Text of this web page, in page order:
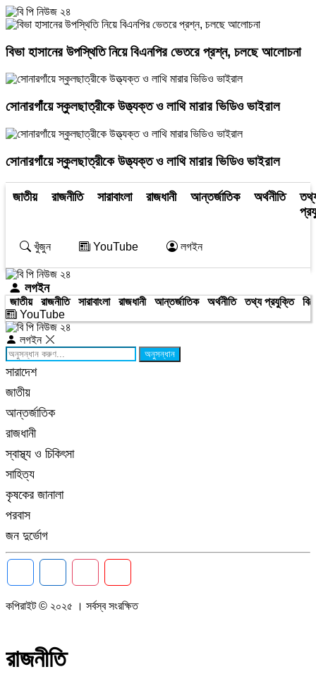
বিভা হাসানের উপস্থিতি নিয়ে বিএনপির ভেতরে প্রশ্ন, চলছে আলোচনা
সোনারগাঁয়ে স্কুলছাত্রীকে উত্ত্যক্ত ও লাথি মারার ভিডিও ভাইরাল
সোনারগাঁয়ে স্কুলছাত্রীকে উত্ত্যক্ত ও লাথি মারার ভিডিও ভাইরাল
জাতীয় রাজনীতি সারাবাংলা রাজধানী আন্তর্জাতিক অর্থনীতি
খুঁজুন YouTube লগইন
লগইন
জাতীয় রাজনীতি সারাবাংলা রাজধানী আন্তর্জাতিক অর্থনীতি তথ্য প্রযুক্তি
YouTube
লগইন
অনুসন্ধান
সারাদেশ
জাতীয়
আন্তর্জাতিক
রাজধানী
স্বাস্থ্য ও চিকিৎসা
সাহিত্য
কৃষকের জানালা
পরবাস
জন দুর্ভোগ
কপিরাইট © ২০২৫ । সর্বস্ব সংরক্ষিত
রাজনীতি